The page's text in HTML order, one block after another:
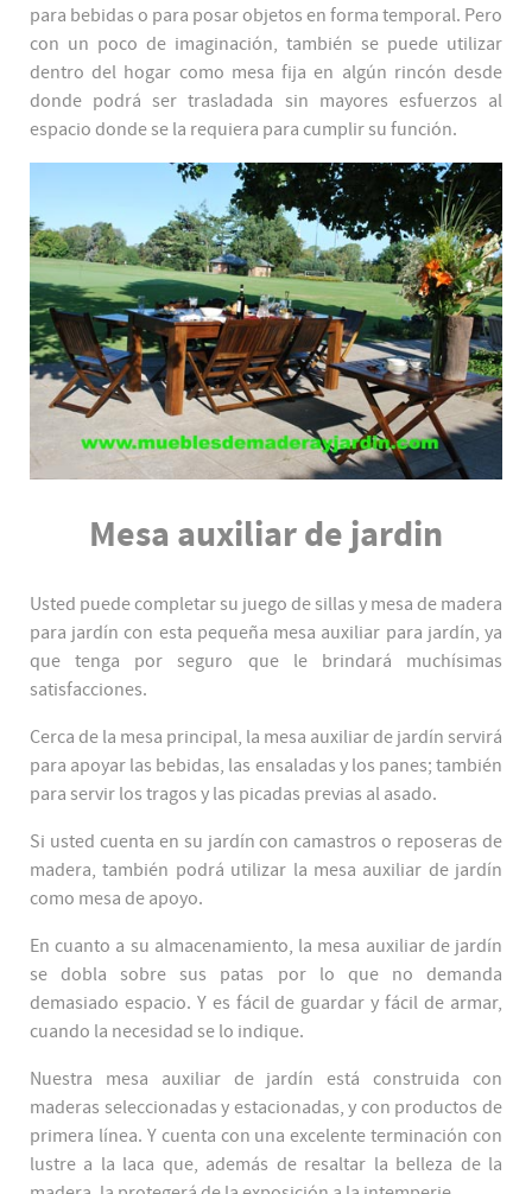
para bebidas o para posar objetos en forma temporal. Pero
con un poco de imaginación, también se puede utilizar
dentro del hogar como mesa fija en algún rincón desde
donde podrá ser trasladada sin mayores esfuerzos al
espacio donde se la requiera para cumplir su función.
Mesa auxiliar de jardin
Usted puede completar su juego de sillas y mesa de madera
para jardín con esta pequeña mesa auxiliar para jardín, ya
que tenga por seguro que le brindará muchísimas
satisfacciones.
Cerca de la mesa principal, la mesa auxiliar de jardín servirá
para apoyar las bebidas, las ensaladas y los panes; también
para servir los tragos y las picadas previas al asado.
Si usted cuenta en su jardín con camastros o reposeras de
madera, también podrá utilizar la mesa auxiliar de jardín
como mesa de apoyo.
En cuanto a su almacenamiento, la mesa auxiliar de jardín
se dobla sobre sus patas por lo que no demanda
demasiado espacio. Y es fácil de guardar y fácil de armar,
cuando la necesidad se lo indique.
Nuestra mesa auxiliar de jardín está construida con
maderas seleccionadas y estacionadas, y con productos de
primera línea. Y cuenta con una excelente terminación con
lustre a la laca que, además de resaltar la belleza de la